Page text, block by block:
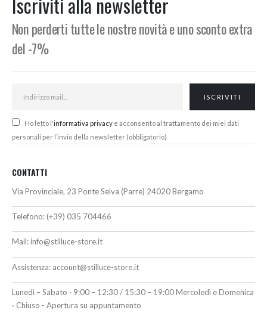
opzioni
possono
essere
scelte
pagina
prodotto
Non perderti tutte le nostre novità e uno sconto extra
del -7%
Ho letto l'informativa privacy e acconsento al trattamento dei miei dati
personali per l’invio della newsletter (obbligatorio)
CONTATTI
Via Provinciale, 23 Ponte Selva (Parre) 24020 Bergamo
Telefono: (+39) 035 704466
Mail:info@stilluce-store.it
Assistenza: account@stilluce-store.it
Lunedì – Sabato · 9:00 – 12:30 / 15:30 – 19:00 Mercoledì e Domenica
· Chiuso - Apertura su appuntamento